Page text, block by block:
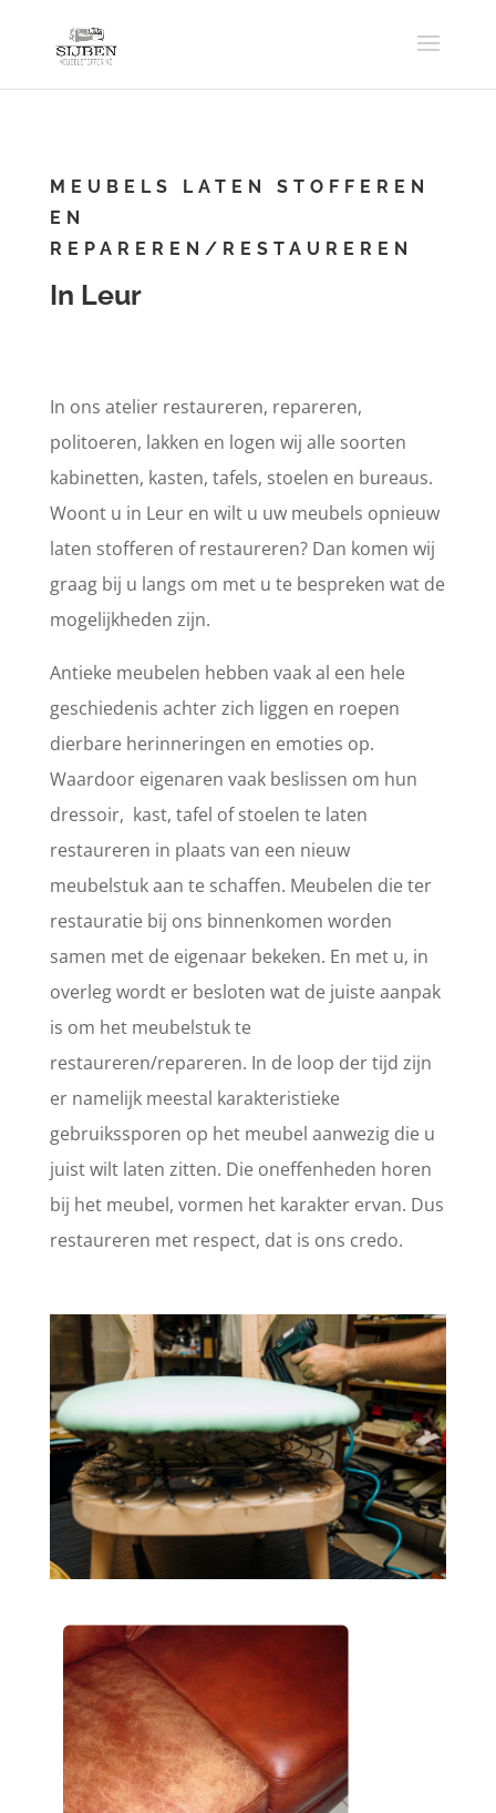
MEUBELS LATEN STOFFEREN
EN
REPAREREN/RESTAUREREN
In Leur
In ons atelier restaureren, repareren,
politoeren, lakken en logen wij alle soorten
kabinetten, kasten, tafels, stoelen en bureaus.
Woont u in Leur en wilt u uw meubels opnieuw
laten stofferen of restaureren? Dan komen wij
graag bij u langs om met u te bespreken wat de
mogelijkheden zijn.
Antieke meubelen hebben vaak al een hele
geschiedenis achter zich liggen en roepen
dierbare herinneringen en emoties op.
Waardoor eigenaren vaak beslissen om hun
dressoir, kast, tafel of stoelen te laten
restaureren in plaats van een nieuw
meubelstuk aan te schaffen. Meubelen die ter
restauratie bij ons binnenkomen worden
samen met de eigenaar bekeken. En met u, in
overleg wordt er besloten wat de juiste aanpak
is om het meubelstuk te
restaureren/repareren. In de loop der tijd zijn
er namelijk meestal karakteristieke
gebruikssporen op het meubel aanwezig die u
juist wilt laten zitten. Die oneffenheden horen
bij het meubel, vormen het karakter ervan. Dus
restaureren met respect, dat is ons credo.